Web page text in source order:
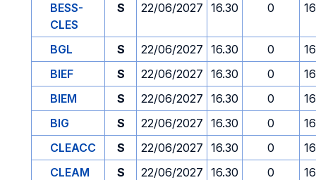
BESS-
CLES
S 22/06/2027 16.30 0
BGL S 22/06/2027 16.30 0
BIEF
S 22/06/2027 16.30 0
BIEM
S 22/06/2027 16.30 0
BIG
S 22/06/2027 16.30 0
CLEACC
S 22/06/2027 16.30 0
CLEAM
S 22/06/2027 16.30 0